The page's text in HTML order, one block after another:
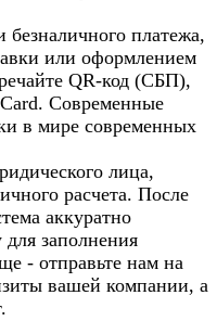
безналичного платежа,
или оформлением
QR-код (СБП),
Современные
в мире современных
лица,
расчета. После
аккуратно
для заполнения
- отправьте нам на
вашей компании, а